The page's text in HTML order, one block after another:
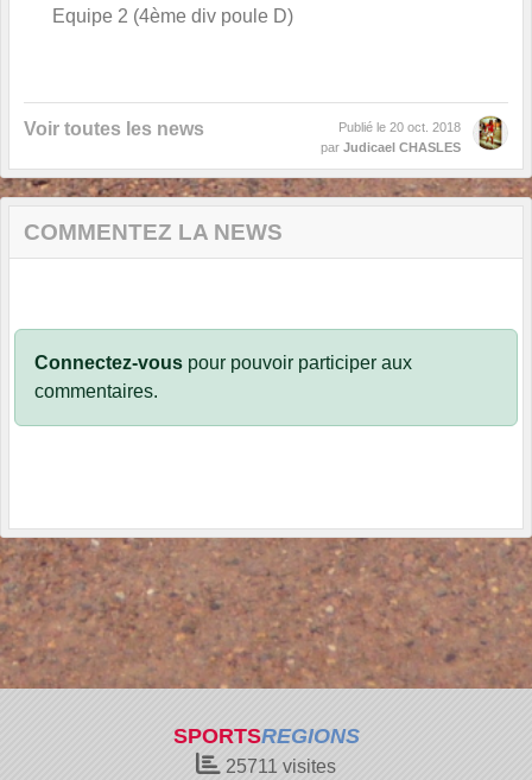
Equipe 2 (4ème div poule D)
Voir toutes les news Publié le 20 oct. 2018
par Judicael CHASLES
COMMENTEZ LA NEWS
Connectez-vous pour pouvoir participer aux
commentaires.
SPORTSREGIONS
25711 visites